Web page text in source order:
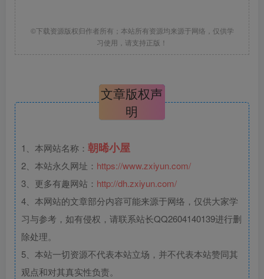
©下载资源版权归作者所有；本站所有资源均来源于网络，仅供学
习使用，请支持正版！
文章版权声
明
1、本网站名称： 朝晞小屋
2、本站永久网址： https://www.zxiyun.com/
3、更多有趣网站： http://dh.zxiyun.com/
4、本网站的文章部分内容可能来源于网络，仅供大家学
习与参考，如有侵权，请联系站长QQ2604140139进行删
除处理。
5、本站一切资源不代表本站立场，并不代表本站赞同其
观点和对其真实性负责。